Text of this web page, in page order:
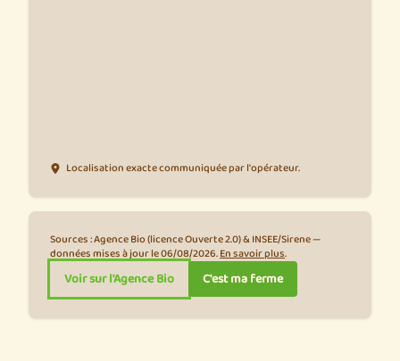
Localisation exacte communiquée par l'opérateur.
Sources : Agence Bio (licence Ouverte 2.0) & INSEE/Sirene —
données mises à jour le 06/08/2026.En savoir plus.
Voir sur l'Agence Bio C'est ma ferme